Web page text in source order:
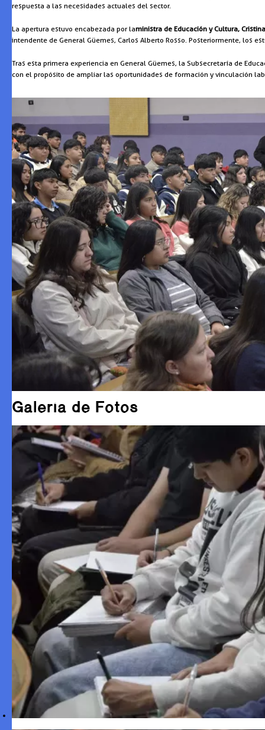
respuesta a las necesidades actuales del sector.
La apertura estuvo encabezada por laministra de Educación y Cultura,
intendente de General Güemes, Carlos Alberto Rosso. Posteriormente, los
Tras esta primera experiencia en General Güemes, la Subsecretaría de
con el propósito de ampliar las oportunidades de formación y vinculación
Galería de Fotos